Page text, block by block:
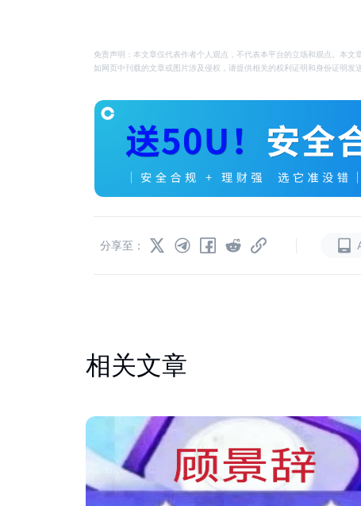
免责声明：本文章仅代表作者个人观点，不代表本平台的立场和观点。本
如网页中刊载的文章或图片涉及侵权，请提供相关的权利证明和身份证明发
分享至：
相关文章